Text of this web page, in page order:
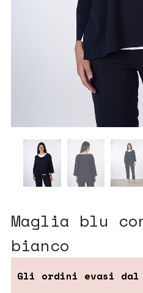
maglia blu con sottotono
bianco